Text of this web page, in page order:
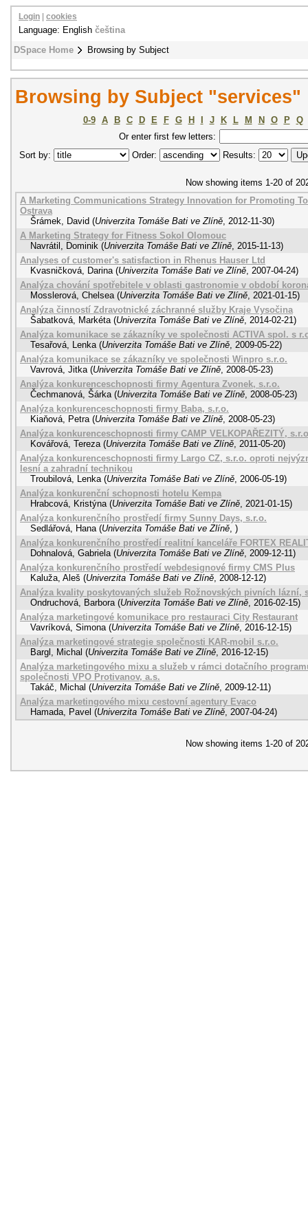
DSpace Home Browsing by Subject
Login cookies
Language: English čeština
Browsing by Subject "services"
0-9 A B C D E F G H J K L M N O P
Q
Or enter first few letters:
Sort by:
Order: Results:
Now showing items 1-20 of
A Marketing Communications Strategy Innovation for Promoting
Ostrava
Šrámek, David (Univerzita Tomáše Bati ve Zlíně, 2012-11-30)
A Marketing Strategy for Fitness Sokol Olomouc
Navrátil, Dominik (Univerzita Tomáše Bati ve Zlíně, 2015-11-13)
Analyses of customer's satisfaction in Rhenus Hauser Ltd
Kvasničková, Darina (Univerzita Tomáše Bati ve Zlíně, 2007-04-24)
Analýza chování spotřebitele v oblasti gastronomie v období
Mosslerová, Chelsea (Univerzita Tomáše Bati ve Zlíně, 2021-01-15)
Analýza činností Zdravotnické záchranné služby Kraje Vysočina
Šabatková, Markéta (Univerzita Tomáše Bati ve Zlíně, 2014-02-21)
Analýza komunikace se zákazníky ve společnosti ACTIVA spol. s
Tesařová, Lenka (Univerzita Tomáše Bati ve Zlíně, 2009-05-22)
Analýza komunikace se zákazníky ve společnosti Winpro s.r.o.
Vavrová, Jitka (Univerzita Tomáše Bati ve Zlíně, 2008-05-23)
Analýza konkurenceschopnosti firmy Agentura Zvonek, s.r.o.
Čechmanová, Šárka (Univerzita Tomáše Bati ve Zlíně, 2008-05-23)
Analýza konkurenceschopnosti firmy Baba, s.r.o.
Kiaňová, Petra (Univerzita Tomáše Bati ve Zlíně, 2008-05-23)
Analýza konkurenceschopnosti firmy CAMP VELKOPAŘEZITÝ,
Kovářová, Tereza (Univerzita Tomáše Bati ve Zlíně, 2011-05-20)
Analýza konkurenceschopnosti firmy Largo CZ, s.r.o. oproti
lesní a zahradní technikou
Troubilová, Lenka (Univerzita Tomáše Bati ve Zlíně, 2006-05-19)
Analýza konkurenční schopnosti hotelu Kempa
Hrabcová, Kristýna (Univerzita Tomáše Bati ve Zlíně, 2021-01-15)
Analýza konkurenčního prostředí firmy Sunny Days, s.r.o.
Sedlářová, Hana (Univerzita Tomáše Bati ve Zlíně, )
Analýza konkurenčního prostředí realitní kanceláře FORTEX
Dohnalová, Gabriela (Univerzita Tomáše Bati ve Zlíně, 2009-12-11)
Analýza konkurenčního prostředí webdesignové firmy CMS Plus
Kaluža, Aleš (Univerzita Tomáše Bati ve Zlíně, 2008-12-12)
Analýza kvality poskytovaných služeb Rožnovských pivních lázní,
Ondruchová, Barbora (Univerzita Tomáše Bati ve Zlíně, 2016-02-15)
Analýza marketingové komunikace pro restauraci City Restaurant
Vavríková, Simona (Univerzita Tomáše Bati ve Zlíně, 2016-12-15)
Analýza marketingové strategie společnosti KAR-mobil s.r.o.
Bargl, Michal (Univerzita Tomáše Bati ve Zlíně, 2016-12-15)
Analýza marketingového mixu a služeb v rámci dotačního
společnosti VPO Protivanov, a.s.
Takáč, Michal (Univerzita Tomáše Bati ve Zlíně, 2009-12-11)
Analýza marketingového mixu cestovní agentury Evaco
Hamada, Pavel (Univerzita Tomáše Bati ve Zlíně, 2007-04-24)
Now showing items 1-20 of